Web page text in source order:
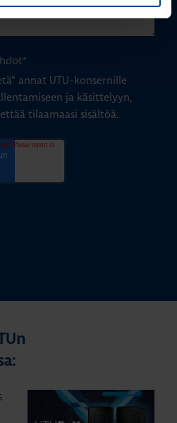
*
annat UTU-konsernille
ja käsittelyyn,
tilaamaasi sisältöä.